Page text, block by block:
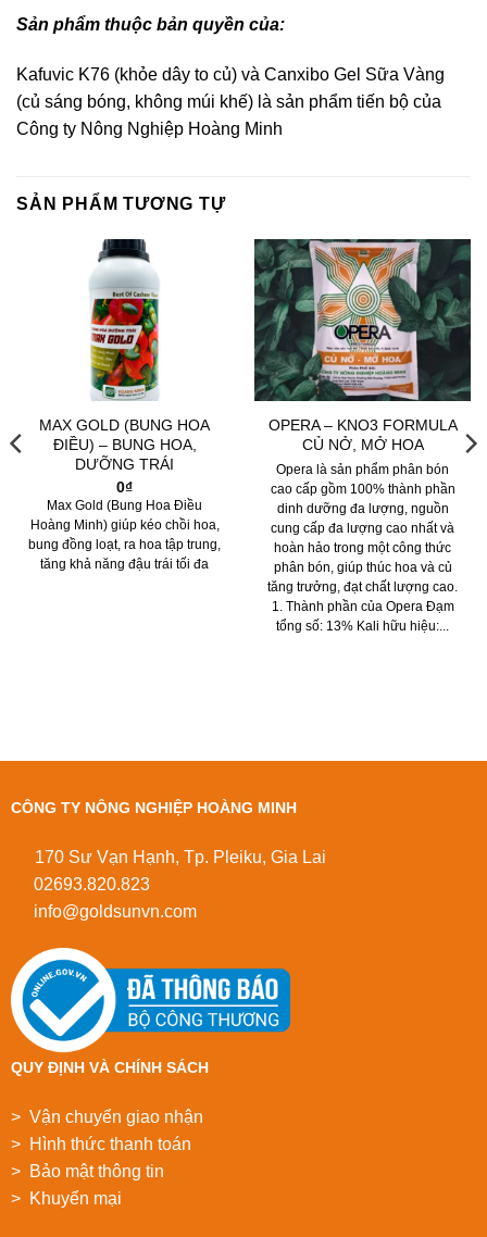
Sản phẩm thuộc bản quyền của:
Kafuvic K76 (khỏe dây to củ) và Canxibo Gel Sữa Vàng
(củ sáng bóng, không múi khế) là sản phẩm tiến bộ của
Công ty Nông Nghiệp Hoàng Minh
SẢN PHẨM TƯƠNG TỰ
MAX GOLD (BUNG HOA
ĐIỀU) – BUNG HOA,
DƯỠNG TRÁI
0₫
Max Gold (Bung Hoa Điều
Hoàng Minh) giúp kéo chồi hoa,
bung đồng loạt, ra hoa tập trung,
tăng khả năng đậu trái tối đa
OPERA – KNO3 FORMULA
CỦ NỞ, MỞ HOA
Opera là sản phẩm phân bón
cao cấp gồm 100% thành phần
dinh dưỡng đa lượng, nguồn
cung cấp đa lượng cao nhất và
hoàn hảo trong một công thức
phân bón, giúp thúc hoa và củ
tăng trưởng, đạt chất lượng cao.
1. Thành phần của Opera Đạm
tổng số: 13% Kali hữu hiệu:...
CÔNG TY NÔNG NGHIỆP HOÀNG MINH
170 Sư Vạn Hạnh, Tp. Pleiku, Gia Lai
02693.820.823
info@goldsunvn.com
QUY ĐỊNH VÀ CHÍNH SÁCH
> Vận chuyển giao nhận
> Hình thức thanh toán
> Bảo mật thông tin
> Khuyển mại